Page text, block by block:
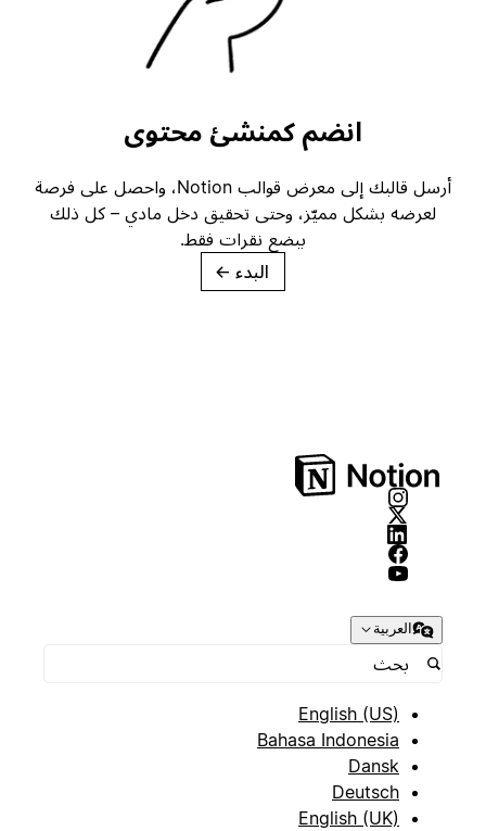
انضم كمنشئ محتوى
أرسل قالبك إلى معرض قوالب Notion، واحصل على فرصة
لعرضه بشكل مميّز، وحتى تحقيق دخل مادي – كل ذلك
ببضع نقرات فقط.
→
العربية
English (US)
Bahasa Indonesia
Dansk
Deutsch
English (UK)